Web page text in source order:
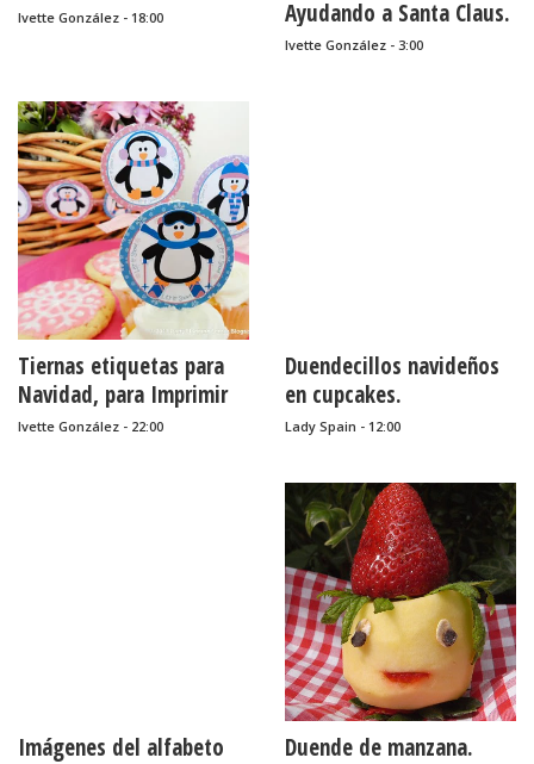
Ivette González - 18:00
Ayudando a Santa Claus.
Ivette González - 3:00
Tiernas etiquetas para
Navidad, para Imprimir
Gratis.
Ivette González - 22:00
Duendecillos navideños
en cupcakes.
Lady Spain - 12:00
Imágenes del alfabeto
Duende de manzana.